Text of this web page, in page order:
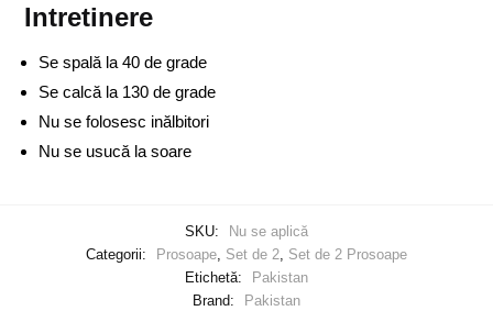
Intretinere
Se spală la 40 de grade
Se calcă la 130 de grade
Nu se folosesc inălbitori
Nu se usucă la soare
SKU:
Nu se aplică
Categorii:
Prosoape Set de 2 Set de 2 Prosoape
Etichetă:
Pakistan
Brand:
Pakistan